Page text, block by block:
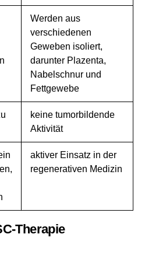
Werden aus
verschiedenen
Geweben isoliert,
darunter Plazenta,
Nabelschnur und
Fettgewebe
keine tumorbildende
Aktivität
aktiver Einsatz in der
regenerativen Medizin
Therapie